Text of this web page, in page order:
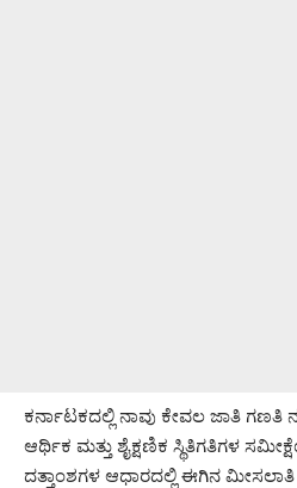
ಕರ್ನಾಟಕದಲ್ಲಿ ನಾವು ಕೇವಲ ಜಾತಿ
ಆರ್ಥಿಕ ಮತ್ತು ಶೈಕ್ಷಣಿಕ ಸ್ಥಿತಿಗತಿಗಳ
ದತ್ತಾಂಶಗಳ ಆಧಾರದಲ್ಲಿ ಈಗಿನ